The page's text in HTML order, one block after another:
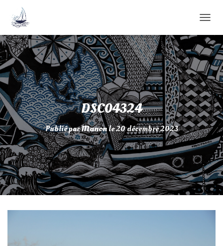
É
P
L
I
E
R
L
A
N
A
V
I
G
T
I
O
N
DSC04324
Publié parManonle20 décembre 2023